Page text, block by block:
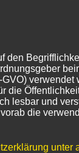
den
verwendet
die
lesbar und
die
unter